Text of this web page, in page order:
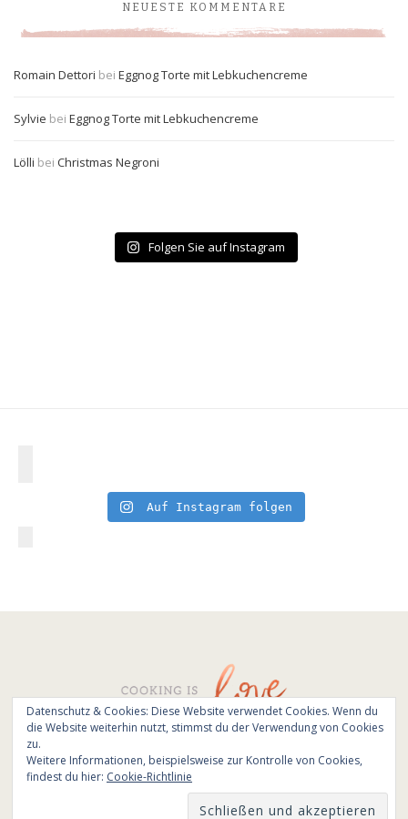
NEUESTE KOMMENTARE
Romain Dettori bei Eggnog Torte mit Lebkuchencreme
Sylvie bei Eggnog Torte mit Lebkuchencreme
Lölli bei Christmas Negroni
Folgen Sie auf Instagram
Auf Instagram folgen
© All Rights Reserved - Cooking is love 2017.
Datenschutz & Cookies: Diese Website verwendet Cookies. Wenn du
die Website weiterhin nutzt, stimmst du der Verwendung von Cookies
zu.
Weitere Informationen, beispielsweise zur Kontrolle von Cookies,
findest du hier: Cookie-Richtlinie